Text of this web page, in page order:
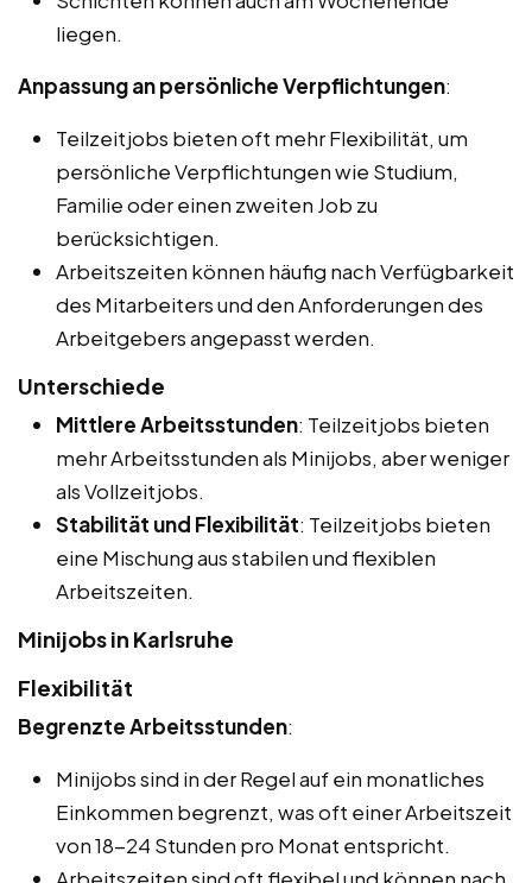
liegen.
Anpassung an persönliche Verpflichtungen:
Teilzeitjobs bieten oft mehr Flexibilität, um
persönliche Verpflichtungen wie Studium,
Familie oder einen zweiten Job zu
berücksichtigen.
Arbeitszeiten können häufig nach Verfügbarkeit
des Mitarbeiters und den Anforderungen des
Arbeitgebers angepasst werden.
Unterschiede
Mittlere Arbeitsstunden: Teilzeitjobs bieten
mehr Arbeitsstunden als Minijobs, aber weniger
als Vollzeitjobs.
Stabilität und Flexibilität: Teilzeitjobs bieten
eine Mischung aus stabilen und flexiblen
Arbeitszeiten.
Minijobs in Karlsruhe
Flexibilität
Begrenzte Arbeitsstunden:
Minijobs sind in der Regel auf ein monatliches
Einkommen begrenzt, was oft einer Arbeitszeit
von 18-24 Stunden pro Monat entspricht.